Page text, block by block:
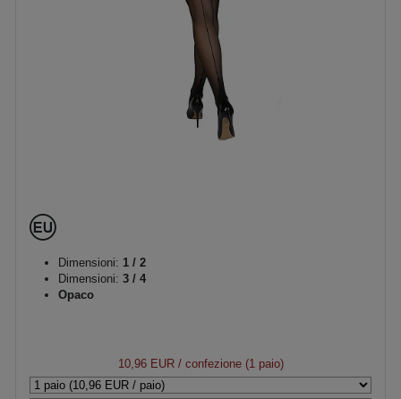
Dimensioni: 1 / 2
Dimensioni: 3 / 4
Opaco
10,96 EUR/ confezione (1 paio)